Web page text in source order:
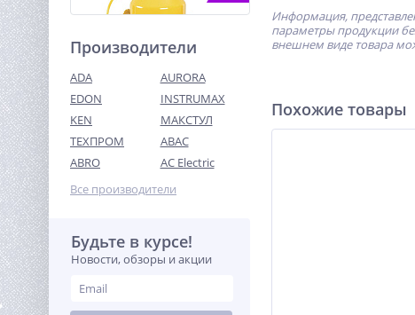
Бетоносмеситель TOR 220
л
28 606
Производители
ADA
AURORA
EDON
INSTRUMAX
KEN
МАКСТУЛ
ТЕХПРОМ
ABAC
ABRO
AC Electric
Все производители
Будьте в курсе!
Новости, обзоры и акции
Информация,
параметры продукции
внешнем виде товара
Похожие товары